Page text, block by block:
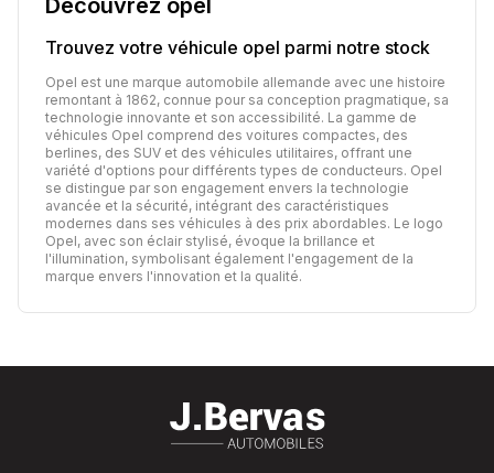
Découvrez opel
Trouvez votre véhicule opel parmi notre stock
Opel est une marque automobile allemande avec une histoire
remontant à 1862, connue pour sa conception pragmatique, sa
technologie innovante et son accessibilité. La gamme de
véhicules Opel comprend des voitures compactes, des
berlines, des SUV et des véhicules utilitaires, offrant une
variété d'options pour différents types de conducteurs. Opel
se distingue par son engagement envers la technologie
avancée et la sécurité, intégrant des caractéristiques
modernes dans ses véhicules à des prix abordables. Le logo
Opel, avec son éclair stylisé, évoque la brillance et
l'illumination, symbolisant également l'engagement de la
marque envers l'innovation et la qualité.